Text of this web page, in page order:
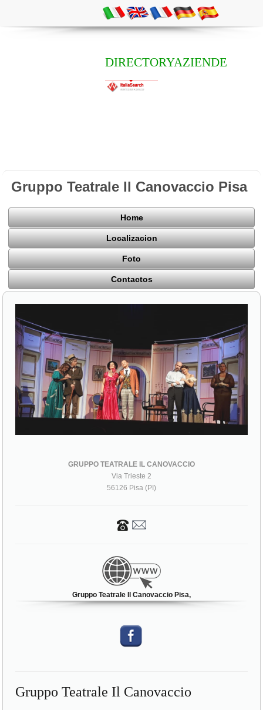
DIRECTORYAZIENDE
Gruppo Teatrale Il Canovaccio Pisa
Home
Localizacion
Foto
Contactos
GRUPPO TEATRALE IL CANOVACCIO
Via Trieste 2
56126 Pisa (PI)
Gruppo Teatrale Il Canovaccio Pisa,
Gruppo Teatrale Il Canovaccio